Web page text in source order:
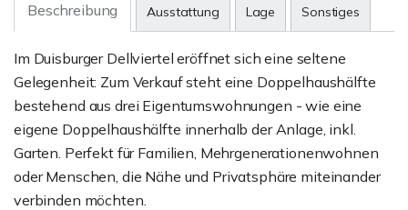
Beschreibung Ausstattung Lage Sonstiges
Im Duisburger Dellviertel eröffnet sich eine seltene
Gelegenheit: Zum Verkauf steht eine Doppelhaushälfte
bestehend aus drei Eigentumswohnungen - wie eine
eigene Doppelhaushälfte innerhalb der Anlage, inkl.
Garten. Perfekt für Familien, Mehrgenerationenwohnen
oder Menschen, die Nähe und Privatsphäre miteinander
verbinden möchten.